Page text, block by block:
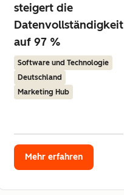
steigert die
Datenvollständigkeit
auf 97 %
Software und Technologie
Deutschland
Marketing Hub
Mehr erfahren